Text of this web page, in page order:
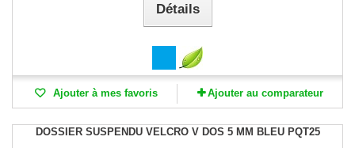
Détails
Ajouter à mes favoris Ajouter au comparateur
DOSSIER SUSPENDU VELCRO V DOS 5 MM BLEU PQT25